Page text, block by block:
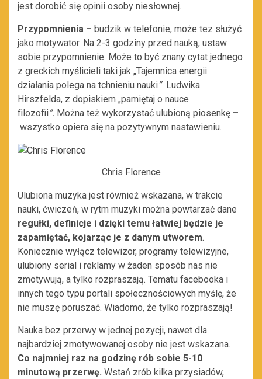
jest dorobić się opinii osoby niesłownej.
Przypomnienia – budzik w telefonie, może tez służyć
jako motywator. Na 2-3 godziny przed nauką, ustaw
sobie przypomnienie. Może to być znany cytat jednego
z greckich myślicieli taki jak „Tajemnica energii
działania polega na tchnieniu nauki”Ludwika
Hirszfelda, z dopiskiem „pamiętaj o nauce
filozofii”. Można też wykorzystać ulubioną piosenkę –
wszystko opiera się na pozytywnym nastawieniu.
Chris Florence
Ulubiona muzyka jest również wskazana, w trakcie
nauki, ćwiczeń, w rytm muzyki można powtarzać dane
regułki, definicje i dzięki temu łatwiej będzie je
zapamiętać, kojarząc je z danym utworem.
Koniecznie wyłącz telewizor, programy telewizyjne,
ulubiony serial i reklamy w żaden sposób nas nie
zmotywują, a tylko rozpraszają. Tematu facebooka i
innych tego typu portali społecznościowych myślę, że
nie muszę poruszać. Wiadomo, że tylko rozpraszają!
Nauka bez przerwy w jednej pozycji, nawet dla
najbardziej zmotywowanej osoby nie jest wskazana.
Co najmniej raz na godzinę rób sobie 5-10
minutową przerwę. Wstań zrób kilka przysiadów,